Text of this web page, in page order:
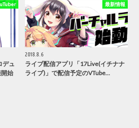
ュ
始
最新情報
2018.8.6
ライブ配信アプリ「17Live(イチナナ
ライブ)」で配信予定のVTube…